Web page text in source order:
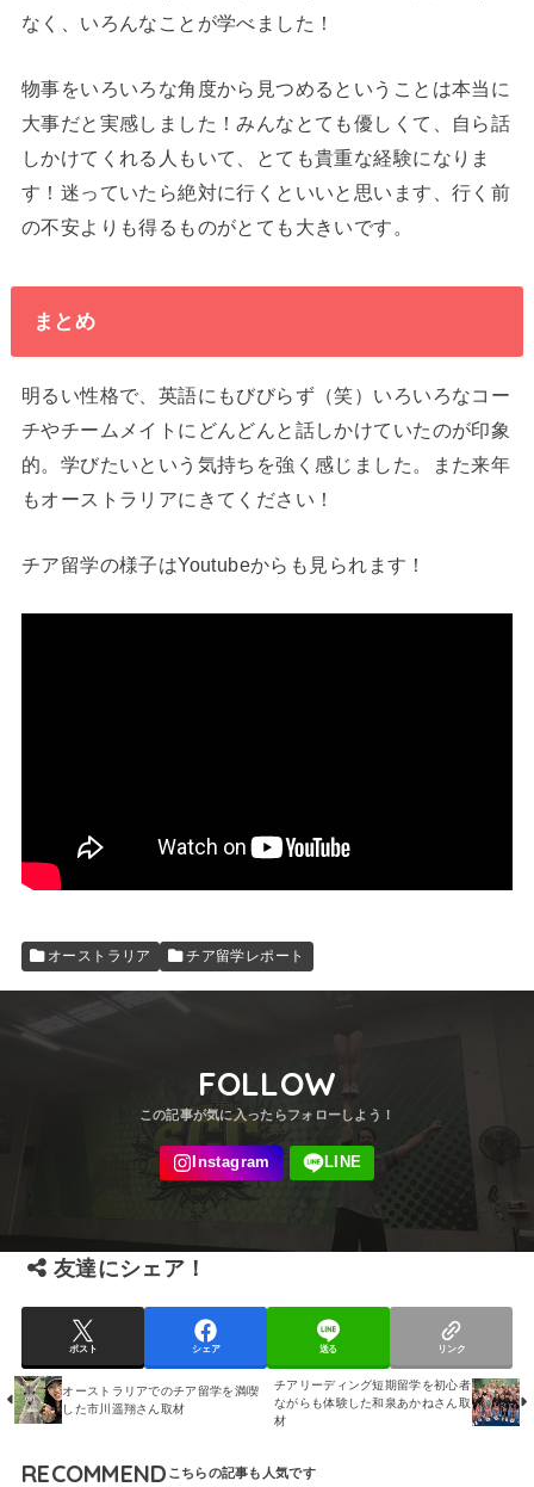
なく、いろんなことが学べました！
物事をいろいろな角度から見つめるということは本当に
大事だと実感しました！みんなとても優しくて、自ら話
しかけてくれる人もいて、とても貴重な経験になりま
す！迷っていたら絶対に行くといいと思います、行く前
の不安よりも得るものがとても大きいです。
まとめ
明るい性格で、英語にもびびらず（笑）いろいろなコー
チやチームメイトにどんどんと話しかけていたのが印象
的。学びたいという気持ちを強く感じました。また来年
もオーストラリアにきてください！
チア留学の様子はYoutubeからも見られます！
オーストラリア チア留学レポート
FOLLOW
友達にシェア！
ポスト シェア 送る リンク
オーストラリアでのチア留学を満喫
した市川遥翔さん取材
チアリーディング短期留学を初心者
ながらも体験した和泉あかねさん取
材
RECOMMEND